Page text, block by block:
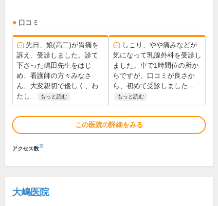
口コミ
先日、娘(高二)が胃痛を
訴え、受診しました。診て
下さった嶋田先生をはじ
め、看護師の方々みなさ
ん、大変親切で優しく、わ
たし...
もっと読む
しこり、やや痛みなどが
気になって乳腺外科を受診し
ました。車で1時間位の所か
らですが、口コミが良さか
ら、初めて受診しました...
もっと読む
この医院の詳細をみる
アクセス数※
大嶋医院